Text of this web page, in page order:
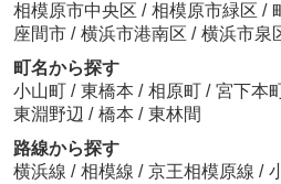
相模原市中央区 / 相模原市緑区 /
座間市 / 横浜市港南区 / 横浜市泉
町名から探す
小山町 / 東橋本 / 相原町 / 宮下本
東淵野辺 / 橋本 / 東林間
路線から探す
横浜線 / 相模線 / 京王相模原線 /